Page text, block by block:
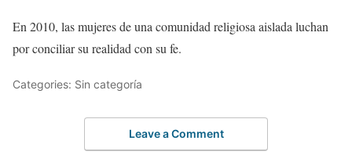
En 2010, las mujeres de una comunidad religiosa aislada luchan
por conciliar su realidad con su fe.
Categories: Sin categoría
Leave a Comment